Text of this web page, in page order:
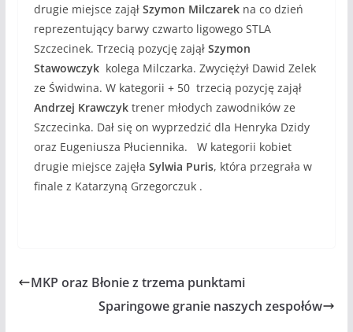
drugie miejsce zajął Szymon Milczarekna co dzień
reprezentujący barwy czwarto ligowego STLA
Szczecinek. Trzecią pozycję zajął Szymon
Stawowczyk kolega Milczarka. Zwyciężył Dawid Zelek
ze Świdwina. W kategorii + 50 trzecią pozycję zajął
Andrzej Krawczyktrener młodych zawodników ze
Szczecinka. Dał się on wyprzedzić dla Henryka Dzidy
oraz Eugeniusza Płuciennika. W kategorii kobiet
drugie miejsce zajęła Sylwia Puris, która przegrała w
finale z Katarzyną Grzegorczuk .
MKP oraz Błonie z trzema punktami
Sparingowe granie naszych zespołów